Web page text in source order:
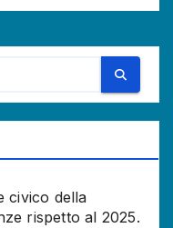
civico della
rispetto al 2025.